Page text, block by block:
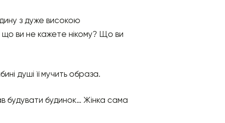
з дуже високою
ви не кажете нікому? Що ви
душі її мучить образа.
будувати будинок… Жінка сама